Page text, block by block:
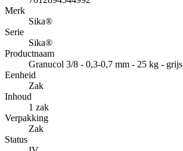
Merk
Sika®
Serie
Sika®
Productnaam
Granucol 3/8 - 0,3-0,7 mm - 25 kg - grijs
Eenheid
Zak
Inhoud
1 zak
Verpakking
Zak
Status